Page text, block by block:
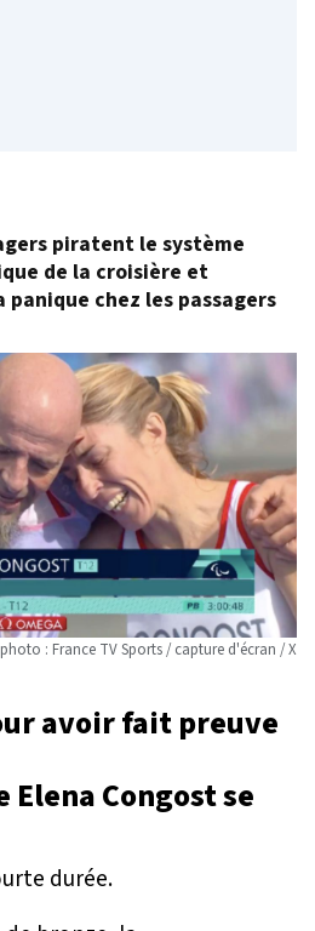
piratent le système
de la croisière et
panique chez les passagers
: France TV Sports / capture d'écran / X
avoir fait preuve
Congost se
durée.